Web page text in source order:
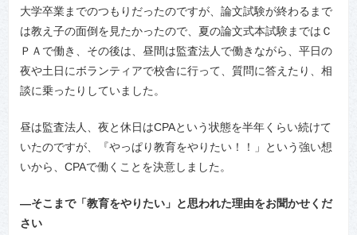
大学卒業までのつもりだったのですが、論文試験が終わるまで
は教え子の面倒を見たかったので、夏の論文式本試験まではＣ
ＰＡで働き、その後は、昼間は監査法人で働きながら、平日の
夜や土日にボランティアで校舎に行って、質問に答えたり、相
談に乗ったりしていました。
昼は監査法人、夜と休日はCPAという状態を半年くらい続けて
いたのですが、『やっぱり教育をやりたい！！」という強い想
いから、CPAで働くことを決意しました。
―そこまで「教育をやりたい」と思われた理由をお聞かせくだ
さい